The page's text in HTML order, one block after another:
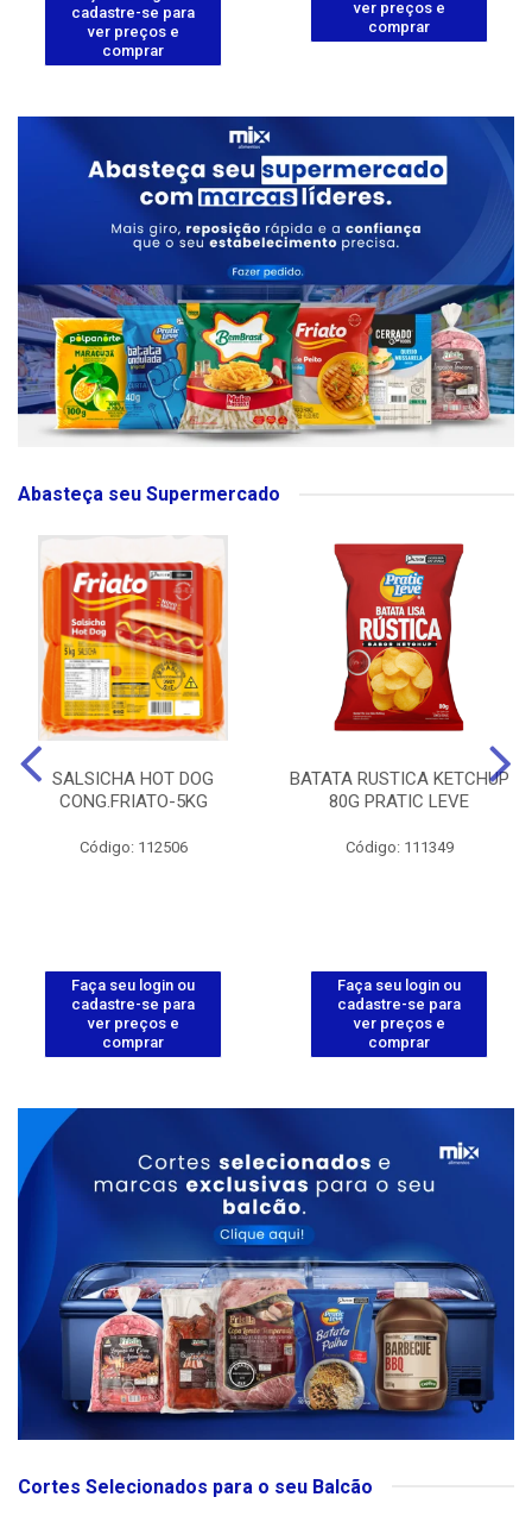
cadastre-se para
ver preços e
comprar
ver preços e
comprar
Abasteça seu Supermercado
SALSICHA HOT DOG
CONG.FRIATO-5KG
Código: 112506
Faça seu login ou
cadastre-se para
ver preços e
comprar
BATATA RUSTICA KETCHUP
80G PRATIC LEVE
Código: 111349
Faça seu login ou
cadastre-se para
ver preços e
comprar
Cortes Selecionados para o seu Balcão